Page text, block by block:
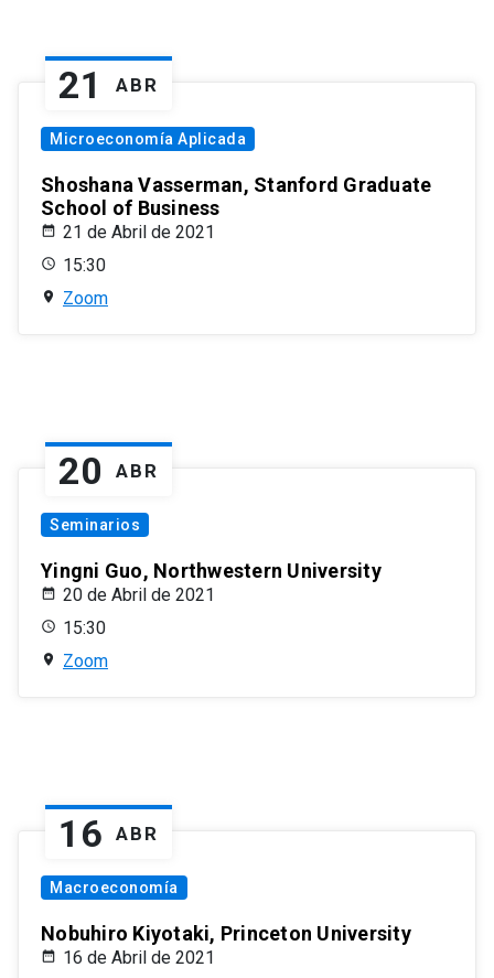
21 ABR
Microeconomía Aplicada
Shoshana Vasserman, Stanford Graduate
School of Business
21 de Abril de 2021
15:30
Zoom
20 ABR
Seminarios
Yingni Guo, Northwestern University
20 de Abril de 2021
15:30
Zoom
16 ABR
Macroeconomía
Nobuhiro Kiyotaki, Princeton University
16 de Abril de 2021